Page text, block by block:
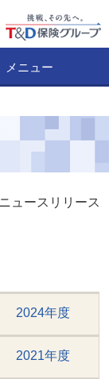
メニュー
ュースリリース
2024年度
2021年度